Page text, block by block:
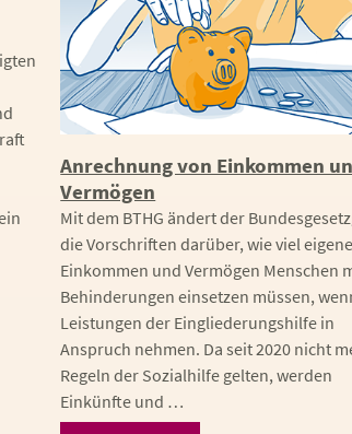
Anrechnung von Einkommen
Vermögen
Mit dem BTHG ändert der
die Vorschriften darüber, wie viel
Einkommen und Vermögen Menschen
Behinderungen einsetzen müssen,
Leistungen der Eingliederungshilfe in
Anspruch nehmen. Da seit 2020 nicht
Regeln der Sozialhilfe gelten, werden
Einkünfte und …